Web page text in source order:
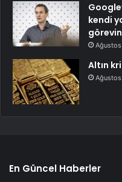
kendi
Altın
En Güncel Haberler